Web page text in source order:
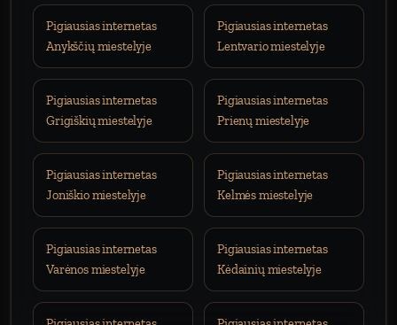
Pigiausias internetas
Anykščių miestelyje
Pigiausias internetas
Lentvario miestelyje
Pigiausias internetas
Grigiškių miestelyje
Pigiausias internetas
Prienų miestelyje
Pigiausias internetas
Joniškio miestelyje
Pigiausias internetas
Kelmės miestelyje
Pigiausias internetas
Varėnos miestelyje
Pigiausias internetas
Kėdainių miestelyje